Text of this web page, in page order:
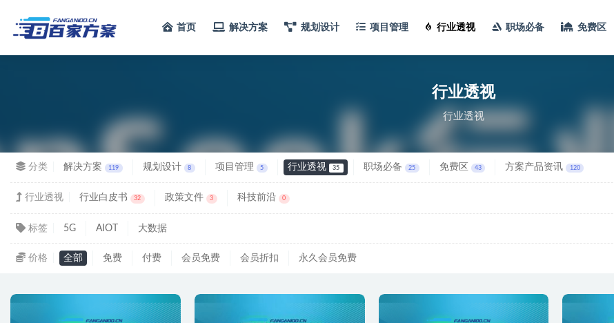
首页 解决方案 规划设计 项目管理 行业透视 职场必备 免费区
行业透视
行业透视
分类 解决方案 119 规划设计 8 项目管理 5 行业透视 35 职场必备 25 免费区 43 方案产品资讯 120
行业透视 行业白皮书 32 政策文件 3 科技前沿 0
标签 5G AIOT 大数据
价格 全部 免费 付费 会员免费 会员折扣 永久会员免费